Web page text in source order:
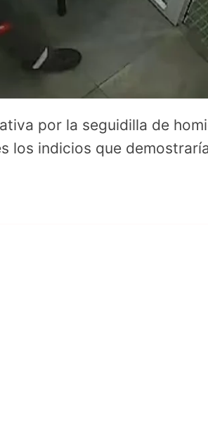
por la seguidilla de
los indicios que